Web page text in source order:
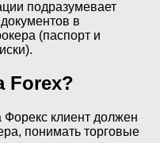
подразумевает
в
(паспорт и
Forex?
клиент должен
понимать торговые